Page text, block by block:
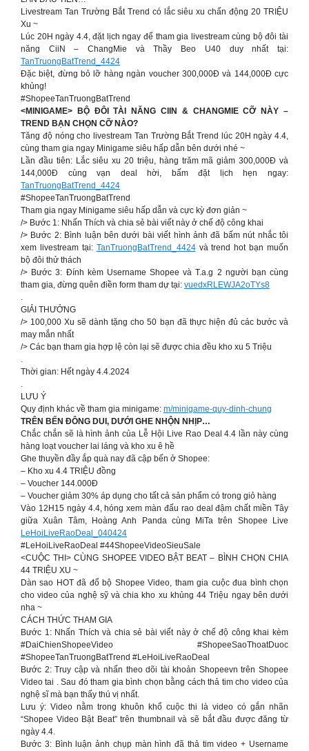
Livestream Tan Trường Bắt Trend có lắc siêu xu chấn động 20 TRIỆU
Xu ~
Lúc 20H ngày 4.4, đặt lịch ngay để tham gia livestream cùng bộ đôi tài
năng CiiN – ChangMie và Thầy Beo U40 duy nhất tại:
TanTruongBatTrend_4424
Đặc biệt, đừng bỏ lỡ hàng ngàn voucher 300,000Đ và 144,000Đ cực
khủng!
#ShopeeTanTruongBatTrend
<MINIGAME> BỘ ĐÔI TÀI NĂNG CIIN & CHANGMIE CỠ NÀY –
TREND BẠN CHỌN CỠ NÀO?
Tăng độ nóng cho livestream Tan Trường Bắt Trend lúc 20H ngày 4.4,
cùng tham gia ngay Minigame siêu hấp dẫn bên dưới nhé ~
Lần đầu tiên: Lắc siêu xu 20 triệu, hàng trăm mã giảm 300,000Đ và
144,000Đ cùng vạn deal hời, bấm đặt lịch hẹn ngay:
TanTruongBatTrend_4424
#ShopeeTanTruongBatTrend
Tham gia ngay Minigame siêu hấp dẫn và cực kỳ đơn giản ~
/> Bước 1: Nhấn Thích và chia sẻ bài viết này ở chế độ công khai
/> Bước 2: Bình luận bên dưới bài viết hình ảnh đã bấm nút nhắc tôi
xem livestream tại: TanTruongBatTrend_4424và trend hot bạn muốn
bộ đôi thử thách
/> Bước 3: Đính kèm Username Shopee và T.a.g 2 người bạn cùng
tham gia, đừng quên điền form tham dự tại: vuedxRLEWJA2oTYs8
.
GIẢI THƯỞNG
/> 100,000 Xu sẽ dành tặng cho 50 bạn đã thực hiện đủ các bước và
may mắn nhất
/> Các bạn tham gia hợp lệ còn lại sẽ được chia đều kho xu 5 Triệu
.
Thời gian: Hết ngày 4.4.2024
.
LƯU Ý
Quy định khác về tham gia minigame: m/minigame-quy-dinh-chung
TRÊN BẾN ĐÔNG DUI, DƯỚI GHE NHỘN NHỊP…
Chắc chắn sẽ là hình ảnh của Lễ Hội Live Rao Deal 4.4 lần này cùng
hàng loạt voucher lai láng và kho xu ê hề
Ghe thuyền đầy ắp quà nay đã cập bến ở Shopee:
– Kho xu 4.4 TRIỆU đồng
– Voucher 144.000Đ
– Voucher giảm 30% áp dụng cho tất cả sản phẩm có trong giỏ hàng
Vào 12H15 ngày 4.4, hóng xem màn đấu rao deal đậm chất miền Tây
giữa Xuân Tâm, Hoàng Anh Panda cùng MiTa trên Shopee Live
LeHoiLiveRaoDeal_040424
#LeHoiLiveRaoDeal #44ShopeeVideoSieuSale
<CUỘC THI> CÙNG SHOPEE VIDEO BẬT BEAT – BÌNH CHỌN CHIA
44 TRIỆU XU ~
Dàn sao HOT đã đổ bộ Shopee Video, tham gia cuộc đua bình chọn
cho video của nghệ sỹ và chia kho xu khủng 44 Triệu ngay bên dưới
nha ~
CÁCH THỨC THAM GIA
Bước 1: Nhấn Thích và chia sẻ bài viết này ở chế độ công khai kèm
#DaiChienShopeeVideo #ShopeeSaoThoatDuoc
#ShopeeTanTruongBatTrend #LeHoiLiveRaoDeal
Bước 2: Truy cập và nhấn theo dõi tài khoản Shopeevn trên Shopee
Video tai . Sau đó tham gia bình chọn bằng cách thả tim cho video của
nghệ sĩ mà bạn thấy thú vị nhất.
Lưu ý: Video nằm trong khuôn khổ cuộc thi là video có gắn nhãn
“Shopee Video Bật Beat” trên thumbnail và sẽ bắt đầu được đăng từ
ngày 4.4.
Bước 3: Bình luận ảnh chụp màn hình đã thả tim video + Username